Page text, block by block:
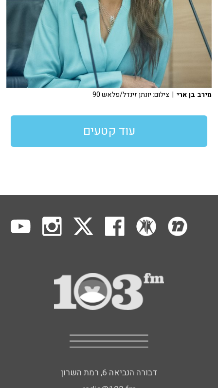
מירב בן ארי | צילום: יונתן זינדל/פלאש 90
עוד קטעים
דבורה הנביאה 6, רמת השרון